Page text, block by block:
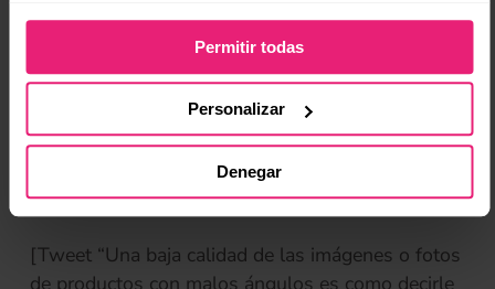
Permitir todas
Personalizar
Denegar
Así, si necesitas mejorar las ventas de tu
online, acércate a nosotros para resolver estos
errores y además crearte una estrategia efectiva
para que los niveles de ingresos aumenten y
disfrutes de los beneficios que ofrece el e-
commerce a nivel mundial.
[Tweet “Una baja calidad de las imágenes o fotos
de productos con malos ángulos es como decirle